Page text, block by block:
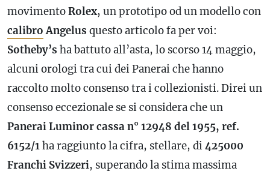
movimentoRolex, un prototipo od un modello con
calibro Angelus questo articolo fa per voi:
Sotheby’s ha battuto all’asta, lo scorso 14 maggio,
alcuni orologi tra cui dei Panerai che hanno
raccolto molto consenso tra i collezionisti. Direi un
consenso eccezionale se si considera che un
Panerai Luminor cassa n° 12948 del 1955, ref.
6152/1ha raggiunto la cifra, stellare, di425000
Franchi Svizzeri, superando la stima massima